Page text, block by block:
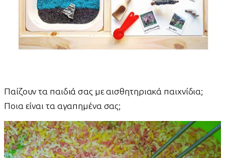
Παίζουν τα παιδιά σας με αισθητηριακά παιχνίδια;
Ποια είναι τα αγαπημένα σας;